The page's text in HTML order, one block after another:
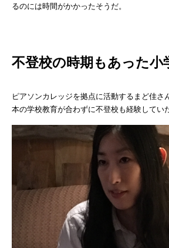
るのには時間がかかったそうだ。
不登校の時期もあった小
ピアソンカレッジを拠点に活動するまど佳さ
本の学校教育が合わずに不登校も経験してい